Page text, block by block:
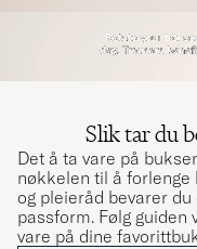
Slik tar du
Det å ta vare på
nøkkelen til å forlenge
og pleieråd bevarer
passform. Følg guiden
vare på dine